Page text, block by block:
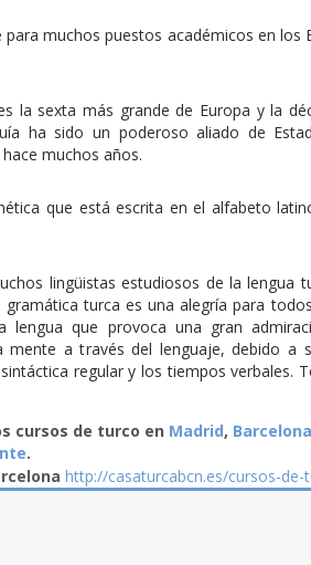
para muchos puestos académicos en los
la sexta más grande de Europa y la
ha sido un poderoso aliado de
muchos años.
que está escrita en el alfabeto
lingüistas estudiosos de la lengua
turca es una alegría para
lengua que provoca una gran
a través del lenguaje, debido a
regular y los tiempos verbales.
cursos de turco en Madrid, Barcelona
.
http://casaturcabcn.es/cursos-de-